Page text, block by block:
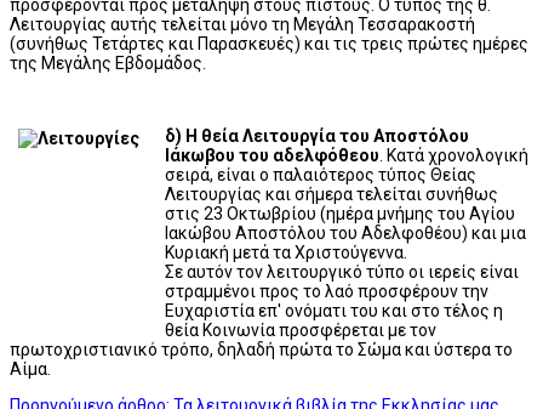
προσφέρονται προς μετάληψη στους πιστούς. Ο τύπος της θ.
Λειτουργίας αυτής τελείται μόνο τη Μεγάλη Τεσσαρακοστή
(συνήθως Τετάρτες και Παρασκευές) και τις τρεις πρώτες ημέρες
της Μεγάλης Εβδομάδος.
δ) Η θεία Λειτουργία του Αποστόλου
Ιάκωβου του αδελφόθεου . Κατά χρονολογική
σειρά, είναι ο παλαιότερος τύπος Θείας
Λειτουργίας και σήμερα τελείται συνήθως
στις 23 Οκτωβρίου (ημέρα μνήμης του Αγίου
Ιακώβου Αποστόλου του Αδελφοθέου) και μια
Κυριακή μετά τα Χριστούγεννα.
Σε αυτόν τον λειτουργικό τύπο οι ιερείς είναι
στραμμένοι προς το λαό προσφέρουν την
Ευχαριστία επ' ονόματι του και στο τέλος η
θεία Κοινωνία προσφέρεται με τον
πρωτοχριστιανικό τρόπο, δηλαδή πρώτα το Σώμα και ύστερα το
Αίμα.
Προηγούμενο άρθρο: Τα λειτουργικά βιβλία της Εκκλησίας μας